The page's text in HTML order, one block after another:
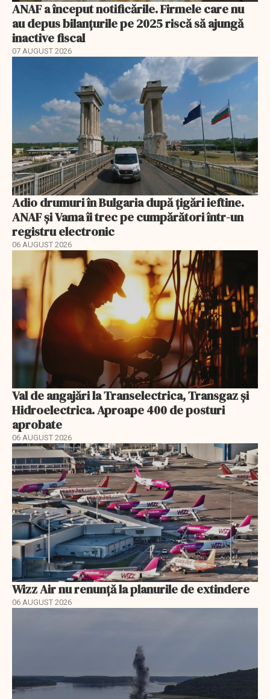
ANAF a început notificările. Firmele care nu
au depus bilanțurile pe 2025 riscă să ajungă
inactive fiscal
07 AUGUST 2026
Adio drumuri în Bulgaria după țigări ieftine.
ANAF și Vama îi trec pe cumpărători într-un
registru electronic
06 AUGUST 2026
Val de angajări la Transelectrica, Transgaz și
Hidroelectrica. Aproape 400 de posturi
aprobate
06 AUGUST 2026
Wizz Air nu renunță la planurile de extindere
06 AUGUST 2026